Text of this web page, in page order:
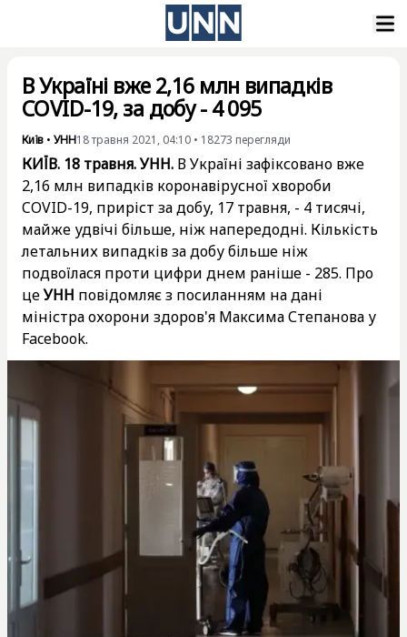
В Україні вже 2,16 млн випадків
COVID-19, за добу - 4 095
Київ • УНН18 травня 2021, 04:10 • 18273 перегляди
КИЇВ. 18 травня. УНН. В Україні зафіксовано вже
2,16 млн випадків коронавірусної хвороби
COVID-19, приріст за добу, 17 травня, - 4 тисячі,
майже удвічі більше, ніж напередодні. Кількість
летальних випадків за добу більше ніж
подвоїлася проти цифри днем раніше - 285. Про
цеУНН повідомляє з посиланням на дані
міністра охорони здоров'я Максима Степанова у
Facebook.